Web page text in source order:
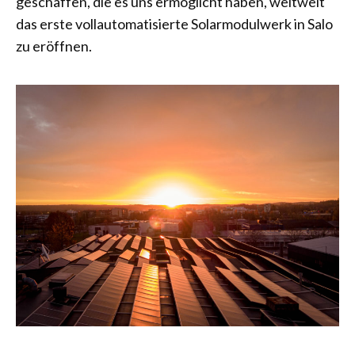
das erste vollautomatisierte Solarmodulwerk in Salo
zu eröffnen.